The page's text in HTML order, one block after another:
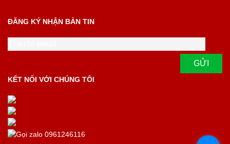
ĐĂNG KÝ NHẬN BẢN TIN
KẾT NỐI VỚI CHÚNG TÔI